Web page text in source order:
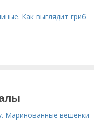
Как выглядит гриб
Маринованные вешенки